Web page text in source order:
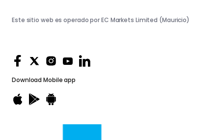
Download Mobile app
Este sitio web es operado por EC Markets Limited (Mauricio)